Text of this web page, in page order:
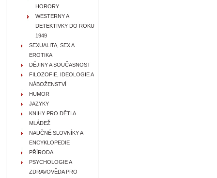
HORORY
WESTERNY A
DETEKTIVKY DO ROKU
1949
SEXUALITA, SEX A
EROTIKA
DĚJINY A SOUČASNOST
FILOZOFIE, IDEOLOGIE A
NÁBOŽENSTVÍ
HUMOR
JAZYKY
KNIHY PRO DĚTI A
MLÁDEŽ
NAUČNÉ SLOVNÍKY A
ENCYKLOPEDIE
PŘÍRODA
PSYCHOLOGIE A
ZDRAVOVĚDA PRO